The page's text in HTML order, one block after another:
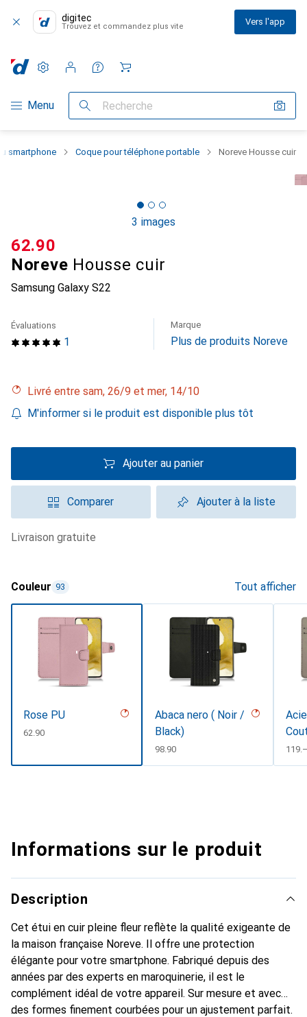
digitec
Trouvez et commandez plus vite Vers l'app
Navigation par catégorie
Menu Recherche
Paramètres
Compte client
Listes de comparaison
Listes d'envies
Panier
smartphone Coque pour téléphone portable Noreve Housse cuir
3 images
Noreve Housse cuir
Samsung Galaxy S22
CHF
62.90
1
Évaluations Marque
Plus de produits Noreve
Livré entre sam, 26/9 et mer, 14/10
M'informer si le produit est disponible plus tôt
Ajouter au panier
Comparer Ajouter à la liste
livraison gratuite
Couleur 93 Tout afficher
Rose PU
CHF
62.90
Abaca nero ( Noir /
Black)
CHF
98.90 CHF
Informations sur le produit
Description
Cet étui en cuir pleine fleur reflète la qualité exigeante de
la maison française Noreve. Il offre une protection
élégante pour votre smartphone. Fabriqué depuis des
années par des experts en maroquinerie, il est le
complément idéal de votre appareil. Sur mesure et avec
des formes finement courbées pour un ajustement parfait.